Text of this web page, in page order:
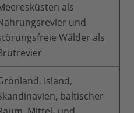
als
und
Wälder als
Island,
baltischer